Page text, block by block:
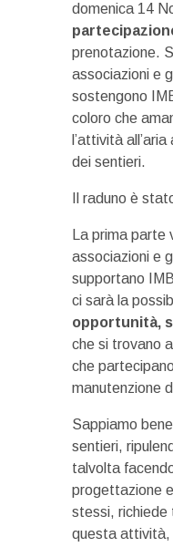
domenica 14
prenotazione.
associazioni e
sostengono
coloro che
l’attività
dei sentieri.
Il raduno è
La prima
associazioni e
supportano
ci sarà la
opportunità,
che si trovano
che
manutenzione
Sappiamo
sentieri,
talvolta
progettazione
stessi, richiede
questa attività,